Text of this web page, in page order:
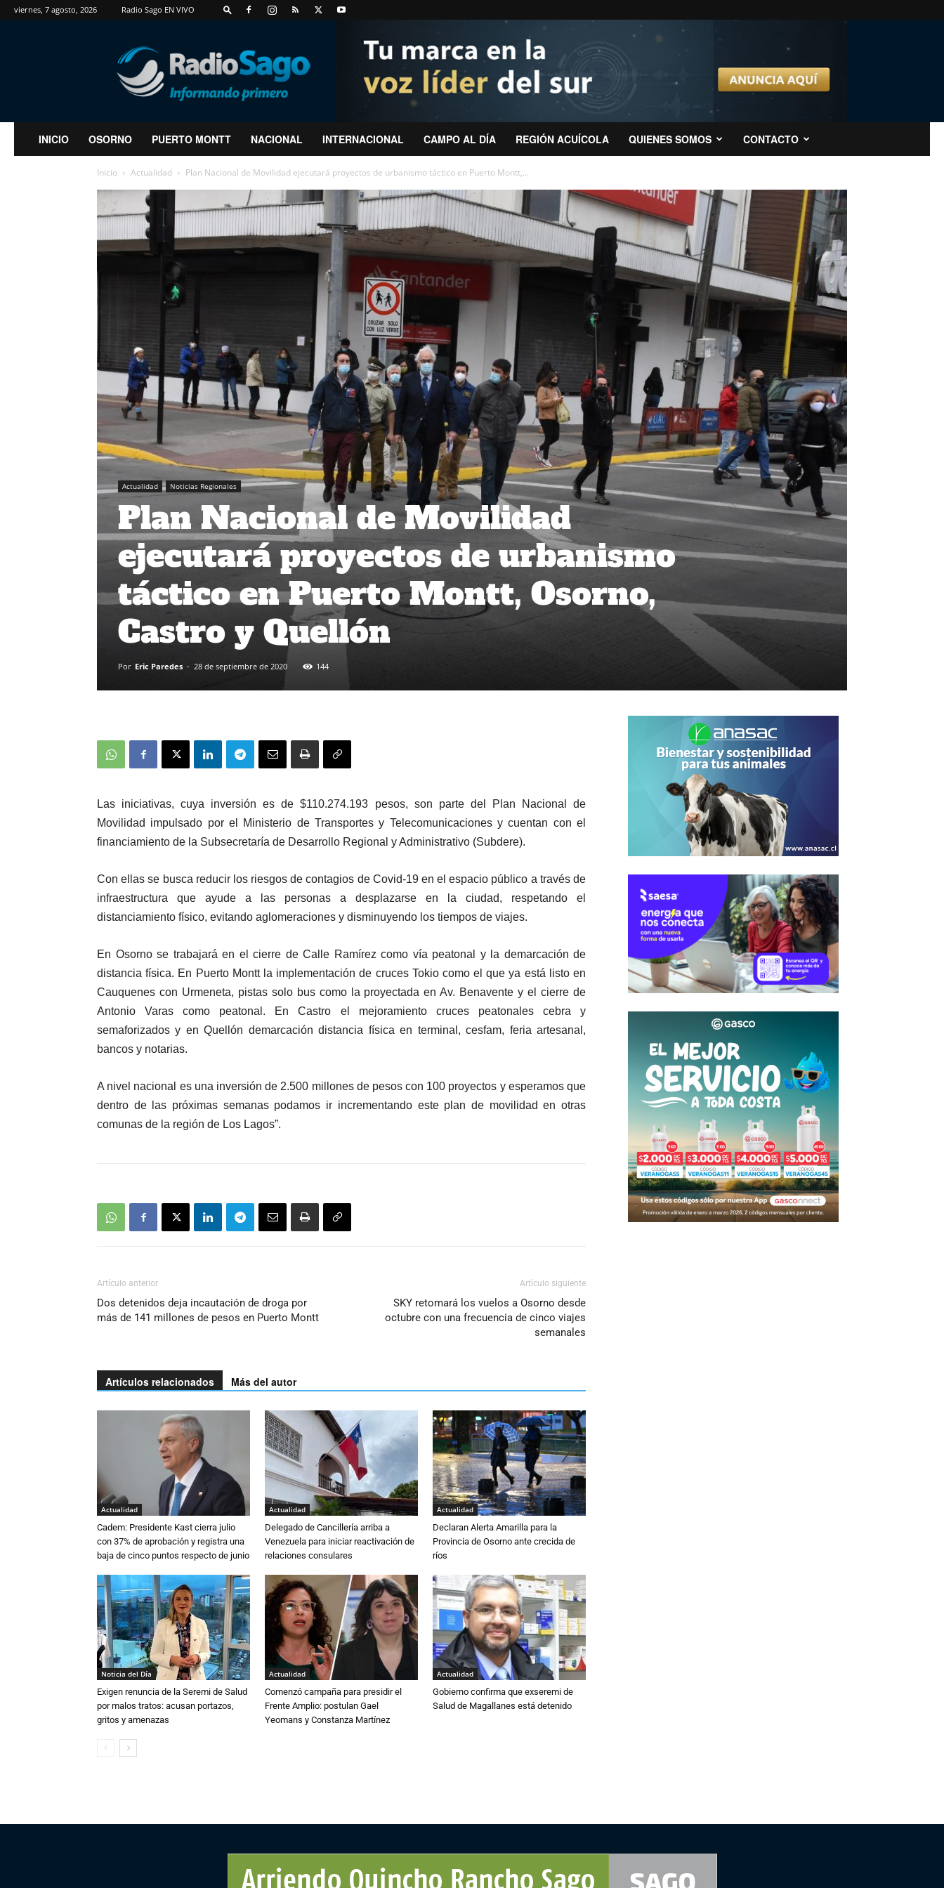
viernes, 7 agosto, 2026 Radio Sago EN VIVO
RadioSago
INICIO OSORNO PUERTO MONTT NACIONAL INTERNACIONAL CAMPO AL DÍA REGIÓN ACUÍCOLA QUIENES SOMOS CONTACTO
Inicio Actualidad Plan Nacional de Movilidad ejecutará proyectos de urbanismo táctico en Puerto Montt,...
Actualidad Noticias Regionales
Plan Nacional de Movilidad
ejecutará proyectos de urbanismo
táctico en Puerto Montt, Osorno,
Castro y Quellón
Por Eric Paredes - 28 de septiembre de 2020 144
Las iniciativas, cuya inversión es de $110.274.193 pesos, son parte del Plan Nacional de
Movilidad impulsado por el Ministerio de Transportes y Telecomunicaciones y cuentan con el
financiamiento de la Subsecretaría de Desarrollo Regional y Administrativo (Subdere).
Con ellas se busca reducir los riesgos de contagios de Covid-19 en el espacio público a través de
infraestructura que ayude a las personas a desplazarse en la ciudad, respetando el
distanciamiento físico, evitando aglomeraciones y disminuyendo los tiempos de viajes.
En Osorno se trabajará en el cierre de Calle Ramírez como vía peatonal y la demarcación de
distancia física. En Puerto Montt la implementación de cruces Tokio como el que ya está listo en
Cauquenes con Urmeneta, pistas solo bus como la proyectada en Av. Benavente y el cierre de
Antonio Varas como peatonal. En Castro el mejoramiento cruces peatonales cebra y
semaforizados y en Quellón demarcación distancia física en terminal, cesfam, feria artesanal,
bancos y notarias.
A nivel nacional es una inversión de 2.500 millones de pesos con 100 proyectos y esperamos que
dentro de las próximas semanas podamos ir incrementando este plan de movilidad en otras
comunas de la región de Los Lagos”.
Artículo anterior
Dos detenidos deja incautación de droga por
más de 141 millones de pesos en Puerto Montt
Artículo siguiente
SKY retomará los vuelos a Osorno desde
octubre con una frecuencia de cinco viajes
semanales
Artículos relacionados Más del autor
Actualidad
Cadem: Presidente Kast cierra julio
con 37% de aprobación y registra una
baja de cinco puntos respecto de junio
Actualidad
Delegado de Cancillería arriba a
Venezuela para iniciar reactivación de
relaciones consulares
Actualidad
Declaran Alerta Amarilla para la
Provincia de Osorno ante crecida de
ríos
Noticia del Día
Exigen renuncia de la Seremi de Salud
por malos tratos: acusan portazos,
gritos y amenazas
Actualidad
Comenzó campaña para presidir el
Frente Amplio: postulan Gael
Yeomans y Constanza Martínez
Actualidad
Gobierno confirma que exseremi de
Salud de Magallanes está detenido